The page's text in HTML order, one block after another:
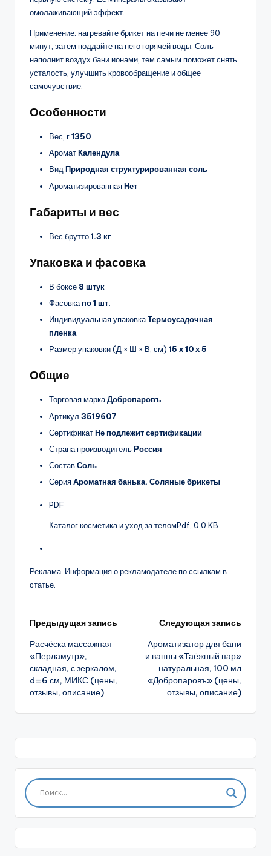
омолаживающий эффект.
Применение: нагревайте брикет на печи не менее 90
минут, затем поддайте на него горячей воды. Соль
наполнит воздух бани ионами, тем самым поможет снять
усталость, улучшить кровообращение и общее
самочувствие.
Особенности
Вес, г1350
АроматКалендула
ВидПриродная структурированная соль
АроматизированнаяНет
Габариты и вес
Вес брутто1.3 кг
Упаковка и фасовка
В боксе 8 штук
Фасовкапо 1 шт.
Индивидуальная упаковкаТермоусадочная
пленка
Размер упаковки (Д × Ш × В, см) 15 х 10 х 5
Общие
Торговая маркаДобропаровъ
Артикул 3519607
СертификатНе подлежит сертификации
Страна производительРоссия
СоставСоль
СерияАроматная банька. Соляные брикеты
PDF
Каталог косметика и уход за теломPdf, 0.0 KB
Реклама. Информация о рекламодателе по ссылкам в
статье.
Навигация
записи
Предыдущая запись
Расчёска массажная
«Перламутр»,
складная, с зеркалом,
d=6 см, МИКС (цены,
отзывы, описание)
Следующая запись
Ароматизатор для бани
и ванны «Таёжный пар»
натуральная, 100 мл
«Добропаровъ» (цены,
отзывы, описание)